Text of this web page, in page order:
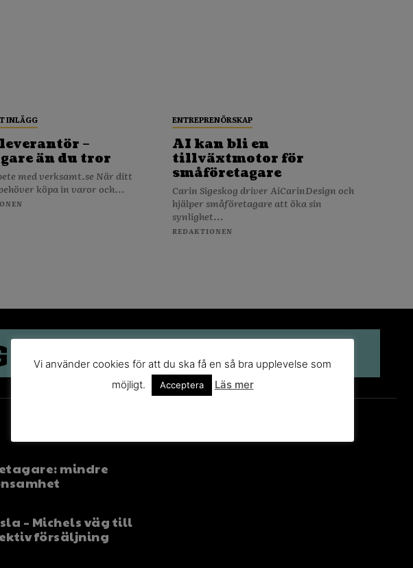
INLÄGG
–
än du tror
med verksamt.se När ditt
köpa in varor och...
ENTREPRENÖRSKAP
AI kan bli en
tillväxtmotor för
småföretagare
Carin Sigeskog driver AiCarinDesign och
hjälper småföretagare att öka sin
synlighet...
REDAKTIONEN
mindre
– Michels väg till
försäljning
Vi använder cookies för att du ska få en så bra upplevelse som
möjligt.
Acceptera Läs mer